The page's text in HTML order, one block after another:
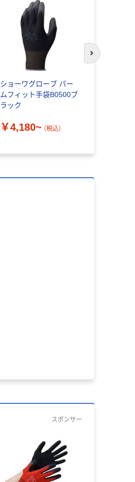
ショーワグローブ パー
ムフィット手袋B0500ブ
ラック
￥4,180~ （税込）
次のスライド
スポンサー